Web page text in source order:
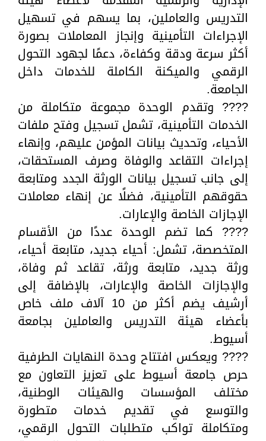
التدريس والعاملين، بما يسهم في تسهيل
الإجراءات التأمينية وإنجاز المعاملات بصورة
أكثر سرعة ودقة وكفاءة، دعمًا لجهود التحول
الرقمي والميكنة الكاملة للخدمات داخل
الجامعة.
???? وتقدم الوحدة مجموعة متكاملة من
الخدمات التأمينية، تشمل تسجيل وفتح ملفات
الأحياء، وتحديث بيانات المؤمن عليهم، وإنهاء
إجراءات التقاعد والوفاة وصرف المستحقات،
إلى جانب تسجيل بيانات الورثة الجدد ومتابعة
حقوقهم التأمينية، فضلًا عن إنهاء معاملات
الإجازات الخاصة والإعارات.
???? كما تضم الوحدة عددًا من الأقسام
المتخصصة، تشمل: أحياء جديد، متابعة أحياء،
ورثة جديد، متابعة ورثة، تقاعد ثم وفاة،
والإجازات الخاصة والإعارات، بالإضافة إلى
أرشيف يضم أكثر من 10 آلاف ملف خاص
بأعضاء هيئة التدريس والعاملين بجامعة
أسيوط.
???? ويعكس افتتاح وحدة النهايات الطرفية
حرص جامعة أسيوط على تعزيز التعاون مع
مختلف المؤسسات والهيئات الوطنية،
والتوسع في تقديم خدمات متطورة
ومتكاملة تواكب متطلبات التحول الرقمي،